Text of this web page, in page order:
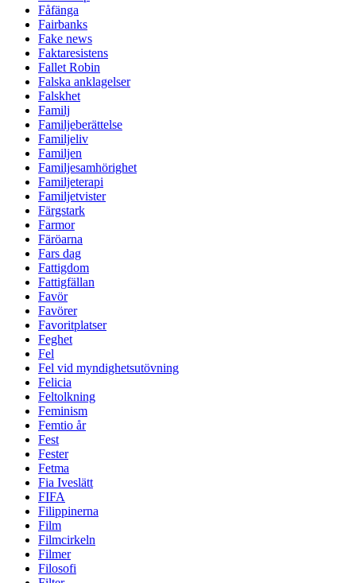
Fåfänga
Fairbanks
Fake news
Faktaresistens
Fallet Robin
Falska anklagelser
Falskhet
Familj
Familjeberättelse
Familjeliv
Familjen
Familjesamhörighet
Familjeterapi
Familjetvister
Färgstark
Farmor
Färöarna
Fars dag
Fattigdom
Fattigfällan
Favör
Favörer
Favoritplatser
Feghet
Fel
Fel vid myndighetsutövning
Felicia
Feltolkning
Feminism
Femtio år
Fest
Fester
Fetma
Fia Iveslätt
FIFA
Filippinerna
Film
Filmcirkeln
Filmer
Filosofi